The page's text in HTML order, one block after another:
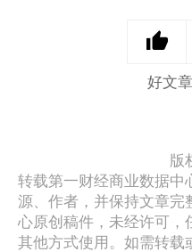
好文
版
转载第一财经商业数据中
源、作者，并保持文章完
心原创稿件，未经许可，
其他方式使用。如需转载